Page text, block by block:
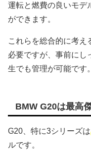
運転と燃費の良いモデ
ができます。
これらを総合的に考え
必要ですが、事前にし
生でも管理が可能です。
BMW G20は最高
G20、特に3シリーズは
ルです。